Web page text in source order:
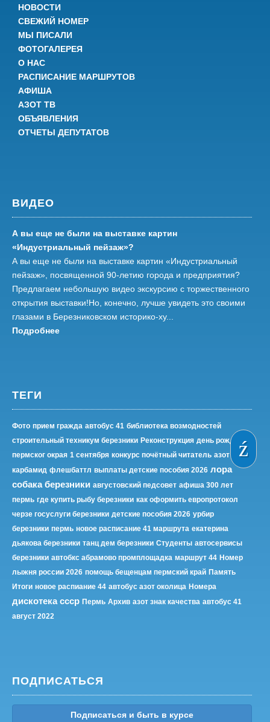
НОВОСТИ
СВЕЖИЙ НОМЕР
МЫ ПИСАЛИ
ФОТОГАЛЕРЕЯ
О НАС
РАСПИСАНИЕ МАРШРУТОВ
АФИША
АЗОТ ТВ
ОБЪЯВЛЕНИЯ
ОТЧЕТЫ ДЕПУТАТОВ
ВИДЕО
А вы еще не были на выставке картин
«Индустриальный пейзаж»?
А вы еще не были на выставке картин «Индустриальный
пейзаж», посвященной 90-летию города и предприятия?
Предлагаем небольшую видео экскурсию с торжественного
открытия выставки!Но, конечно, лучше увидеть это своими
глазами в Березниковском историко-ху...
Подробнее
ТЕГИ
Фото прием гражда автобус 41 библиотека возмодностей
строительный техникум березники Реконструкция день рождения
пермског окрая 1 сентября конкурс почётный читатель азот
карбамид флешбаттл выплаты детские пособия 2026 лора
собака березники августовский педсовет афиша 300 лет
пермь где купить рыбу березники как оформить европротокол
черзе госуслуги березники детские пособия 2026 урбир
березники пермь новое расписание 41 маршрута екатерина
дьякова березники танц дем березники Студенты автосервисы
березники автобкс абрамово промплощадка маршрут 44 Номер
лыжня россии 2026 помощь бещенцам пермский край Память
Итоги новое распиание 44 автобус азот околица Номера
дискотека ссср Пермь Архив азот знак качества автобус 41
август 2022
ПОДПИСАТЬСЯ
Подписаться и быть в курсе